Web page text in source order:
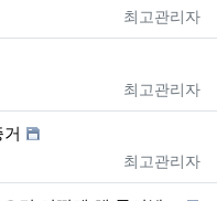
등록자
최고관리자
등록자
최고관리자
등록자
최고관리자